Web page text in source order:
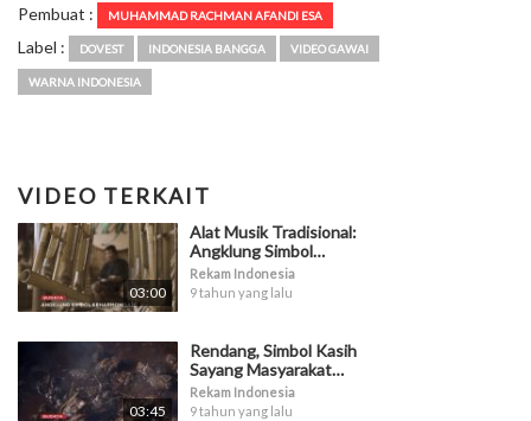
Pembuat : MUHAMMAD RACHMAN AFANDI ESA
Label : DOVEST INDONESIA BANGGA VIDEO GAWAI
WARNA INDONESIA
VIDEO TERKAIT
03:00
Alat Musik Tradisional:
Angklung Simbol
Keharmonisan
Rekam Indonesia
9 tahun yang lalu
03:45
Rendang, Simbol Kasih
Sayang Masyarakat
Minangkabau
Rekam Indonesia
9 tahun yang lalu